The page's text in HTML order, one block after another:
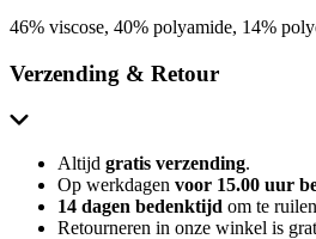
46% viscose, 40% polyamide, 14%
Verzending & Retour
Altijd gratis verzending.
Op werkdagen voor 15.00 uur
14 dagen bedenktijd om te
Retourneren in onze winkel is